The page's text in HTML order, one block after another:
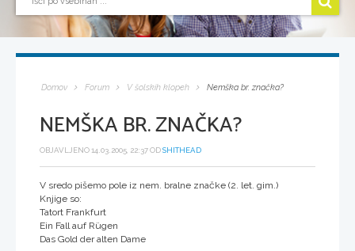
Domov Forum V šolskih klopeh Nemška br. značka?
NEMŠKA BR. ZNAČKA?
OBJAVLJENO 14.03.2005, 22:37 ODSHITHEAD
V sredo pišemo pole iz nem. bralne značke (2. let. gim.)
Knjige so:
Tatort Frankfurt
Ein Fall auf Rügen
Das Gold der alten Dame